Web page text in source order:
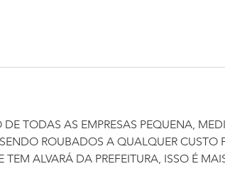
TODAS AS EMPRESAS PEQUENA,
ROUBADOS A QUALQUER CUSTO
TEM ALVARÁ DA PREFEITURA, ISSO É